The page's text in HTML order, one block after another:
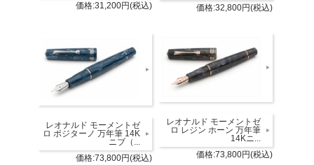
価格:31,200円(税込)
価格:32,800円(税込)
レオナルド モーメントゼ
ロ ポジターノ 万年筆 14K
ニブ（...
価格:73,800円(税込)
レオナルド モーメントゼ
ロ レジン ホーン 万年筆
14Kニ...
価格:73,800円(税込)